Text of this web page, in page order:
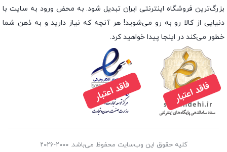
بزرگ‌ترین فروشگاه اینترنتی ایران تبدیل شود. به محض ورود به سایت با
دنیایی از کالا رو به رو می‌شوید! هر آنچه که نیاز دارید و به ذهن شما
خطور می‌کند در اینجا پیدا خواهید کرد.
کلیه حقوق این وب‌سایت محفوظ می‌باشد. ۲۰۰۰-۲۰۲۶